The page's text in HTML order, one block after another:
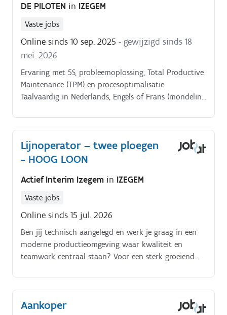
DE PILOTEN in IZEGEM
Vaste jobs
Online sinds 10 sep. 2025 - gewijzigd sinds 18
mei. 2026
Ervaring met 5S, probleemoplossing, Total Productive
Maintenance (TPM) en procesoptimalisatie.
Taalvaardig in Nederlands, Engels of Frans (mondeling
Lijnoperator – twee ploegen
- HOOG LOON
Actief Interim Izegem in IZEGEM
Vaste jobs
Online sinds 15 jul. 2026
Ben jij technisch aangelegd en werk je graag in een
moderne productieomgeving waar kwaliteit en
teamwork centraal staan? Voor een sterk groeiend
lijnoperator in twee ploegen om het productieteam
te versterken.
Aankoper